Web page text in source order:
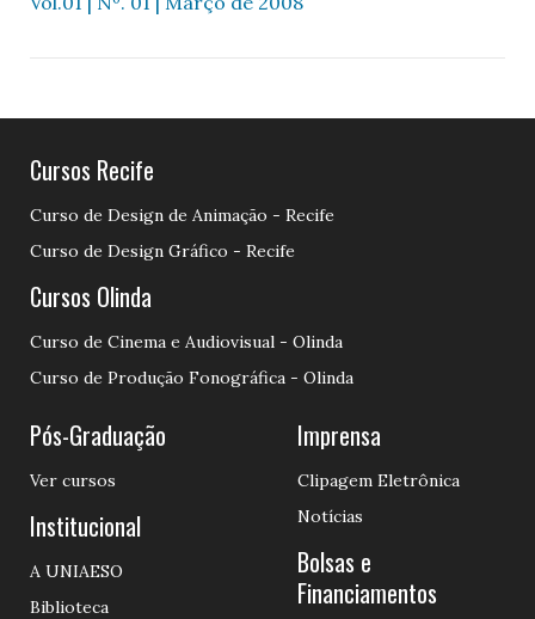
Cursos Recife
Curso de Design de Animação - Recife
Curso de Design Gráfico - Recife
Cursos Olinda
Curso de Cinema e Audiovisual - Olinda
Curso de Produção Fonográfica - Olinda
Pós-Graduação
Ver cursos
Institucional
A UNIAESO
Biblioteca
Imprensa
Clipagem Eletrônica
Notícias
Bolsas e
Financiamentos